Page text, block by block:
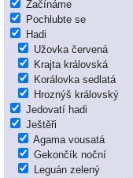
Začínáme
Pochlubte se
Hadi
Užovka červená
Krajta královská
Korálovka sedlatá
Hroznýš královský
Jedovatí hadi
Ještěři
Agama vousatá
Gekončík noční
Leguán zelený